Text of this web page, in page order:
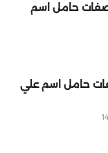
حامل اسم
حامل اسم علي